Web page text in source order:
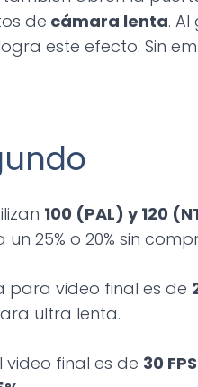
de cámara lenta.
este efecto. Sin
100 (PAL) y 120
25% o 20% sin
para video final es de
ultra lenta.
final es de 30 FPS